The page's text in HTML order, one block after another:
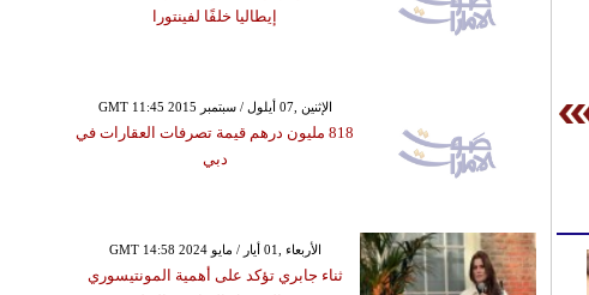
إيطاليا خلفًا لفينتورا
GMT 11:45 2015 الإثنين ,07 أيلول / سبتمبر
818 مليون درهم قيمة تصرفات العقارات في
دبي
GMT 14:58 2024 الأربعاء ,01 أيار / مايو
ثناء جابري تؤكد على أهمية المونتيسوري